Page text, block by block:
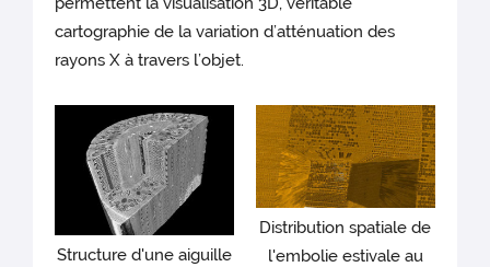
cartographie de la variation d’atténuation des
rayons X à travers l’objet.
Structure d'une aiguille
Distribution spatiale de
l'embolie estivale au